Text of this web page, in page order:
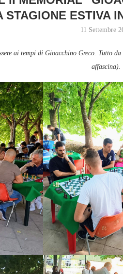
STAGIONE ESTIVA
11 Settembre
ai tempi di Gioacchino Greco. Tutto
affascina).